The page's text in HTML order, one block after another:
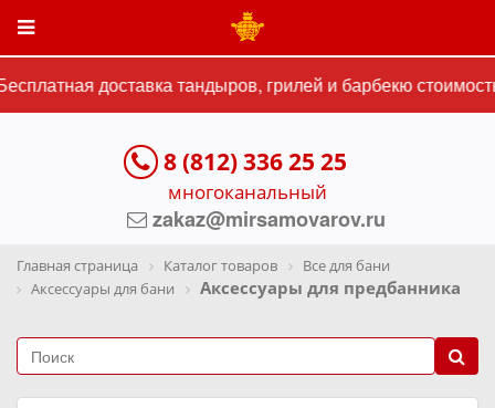
доставка тандыров, грилей и барбекю
8 (812) 336 25 25
многоканальный
zakaz@mirsamovarov.ru
Главная страница Каталог товаров
Все для бани
Аксессуары для бани
Аксессуары для предбанника